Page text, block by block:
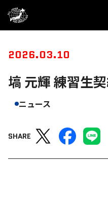
2026.03.10
塙 元輝 練習生
ニュース
SHARE